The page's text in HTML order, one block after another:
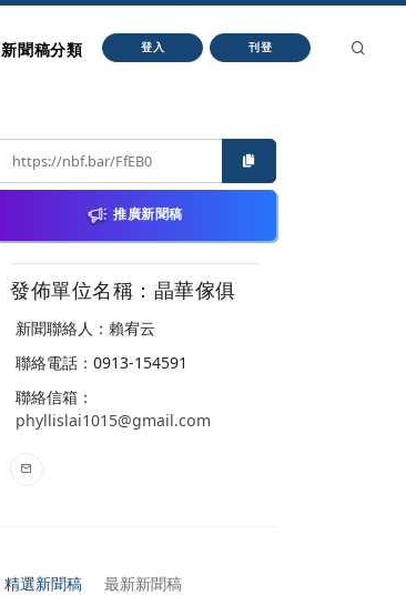
新聞稿分類 登入 刊登
推廣新聞稿
發佈單位名稱：晶華傢俱
新聞聯絡人：賴宥云
聯絡電話：0913-154591
聯絡信箱：
phyllislai1015@gmail.com
精選新聞稿 最新新聞稿